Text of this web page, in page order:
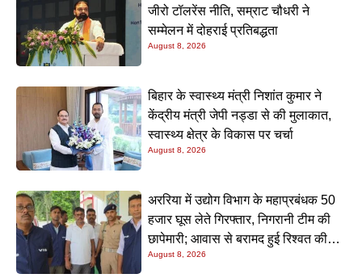
जीरो टॉलरेंस नीति, सम्राट चौधरी ने
सम्मेलन में दोहराई प्रतिबद्धता
August 8, 2026
बिहार के स्वास्थ्य मंत्री निशांत कुमार ने
केंद्रीय मंत्री जेपी नड्डा से की मुलाकात,
स्वास्थ्य क्षेत्र के विकास पर चर्चा
August 8, 2026
अररिया में उद्योग विभाग के महाप्रबंधक 50
हजार घूस लेते गिरफ्तार, निगरानी टीम की
छापेमारी; आवास से बरामद हुई रिश्वत की
रकम
August 8, 2026